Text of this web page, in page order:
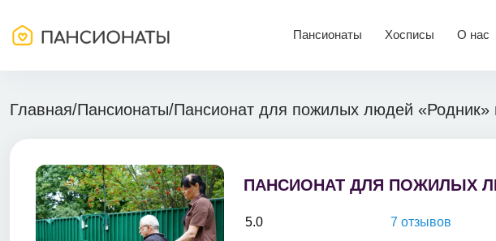
Пансионаты Хосписы О нас
Главная/Пансионаты/Пансионат для пожилых людей
ПАНСИОНАТ ДЛЯ ПОЖИЛЫХ
5.0 7 отзывов